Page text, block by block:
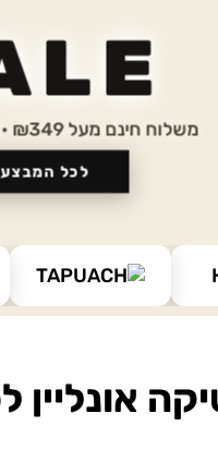
משלוח חינם מעל ₪349 · 3 דוגמיות מתנה
לכל